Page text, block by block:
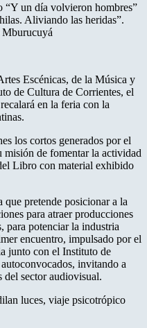
“Y un día volvieron hombres”
Aliviando las heridas”.
Escénicas, de la Música y
de Cultura de Corrientes, el
en la feria con la
los cortos generados por el
de fomentar la actividad
Libro con material exhibido
pretende posicionar a la
para atraer producciones
para potenciar la industria
encuentro, impulsado por el
junto con el Instituto de
invitando a
del sector audiovisual.
luces, viaje psicotrópico